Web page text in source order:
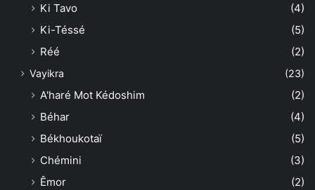
Ki Tavo
(4)
Ki-Téssé
(5)
Réé
(2)
Vayikra (23)
A'haré Mot Kédoshim
(2)
Béhar
(4)
Békhoukotaï
(5)
Chémini
(3)
Êmor
(2)